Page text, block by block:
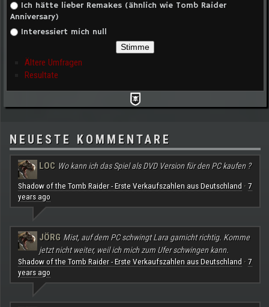
Ich hätte lieber Remakes (ähnlich wie Tomb Raider
Anniversary)
Interessiert mich null
Ältere Umfragen
Resultate
NEUESTE KOMMENTARE
LOC Wo kann ich das Spiel als DVD Version für den PC kaufen ?
Shadow of the Tomb Raider - Erste Verkaufszahlen aus Deutschland · 7
years ago
JÖRG Mist, auf dem PC schwingt Lara garnicht richtig. Komme
jetzt nicht weiter, weil ich mich zum Ufer schwingen kann.
Shadow of the Tomb Raider - Erste Verkaufszahlen aus Deutschland · 7
years ago